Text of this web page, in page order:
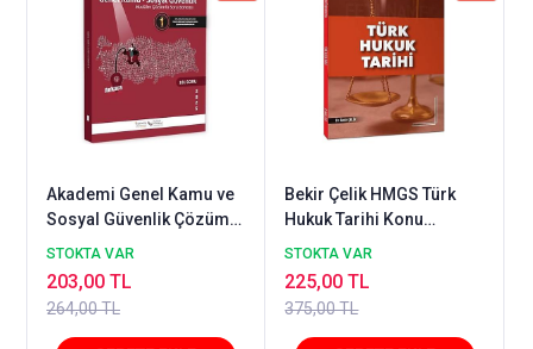
Akademi Genel Kamu ve
Sosyal Güvenlik Çözümlü
Soru Bankası 2025
STOKTA VAR
264,00 TL
203,00 TL
Bekir Çelik HMGS Türk
Hukuk Tarihi Konu
Anlatımı - Bekir Çelik
STOKTA VAR
375,00 TL
225,00 TL